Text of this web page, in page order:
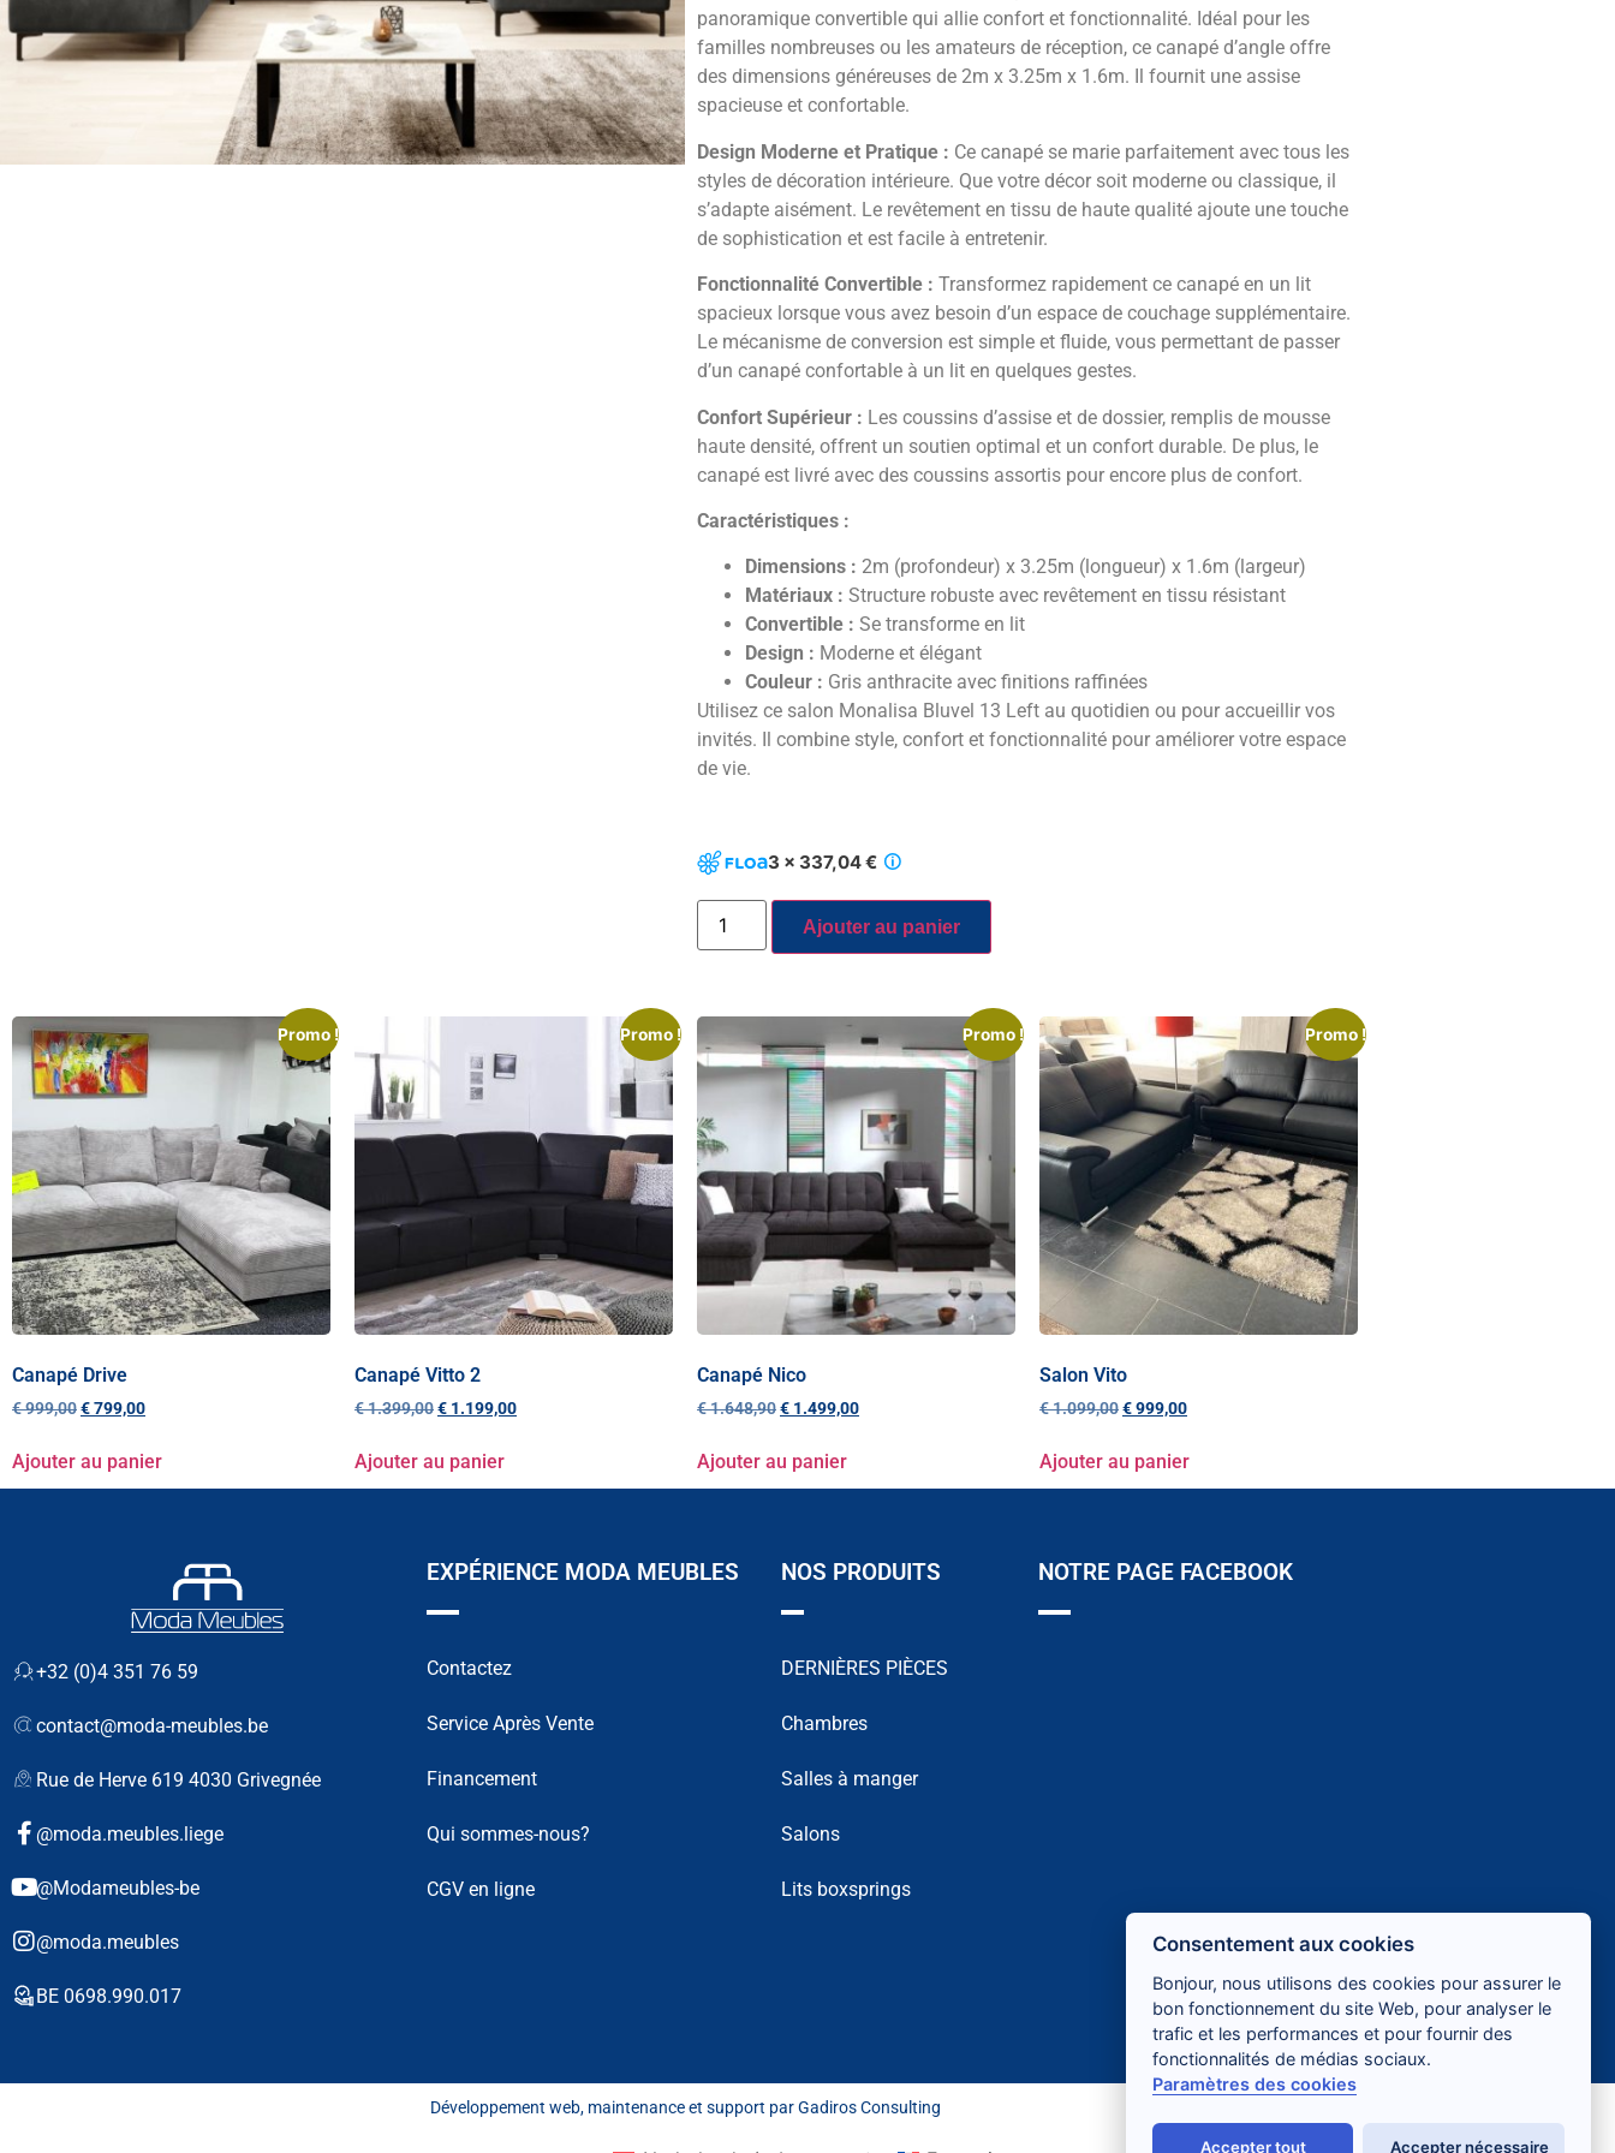
panoramique convertible qui allie confort et fonctionnalité. Idéal pour les
familles nombreuses ou les amateurs de réception, ce canapé d’angle offre
des dimensions généreuses de 2m x 3.25m x 1.6m. Il fournit une assise
spacieuse et confortable.
Design Moderne et Pratique : Ce canapé se marie parfaitement avec tous les
styles de décoration intérieure. Que votre décor soit moderne ou classique, il
s’adapte aisément. Le revêtement en tissu de haute qualité ajoute une touche
de sophistication et est facile à entretenir.
Fonctionnalité Convertible : Transformez rapidement ce canapé en un lit
spacieux lorsque vous avez besoin d’un espace de couchage supplémentaire.
Le mécanisme de conversion est simple et fluide, vous permettant de passer
d’un canapé confortable à un lit en quelques gestes.
Confort Supérieur : Les coussins d’assise et de dossier, remplis de mousse
haute densité, offrent un soutien optimal et un confort durable. De plus, le
canapé est livré avec des coussins assortis pour encore plus de confort.
Caractéristiques :
Dimensions : 2m (profondeur) x 3.25m (longueur) x 1.6m (largeur)
Matériaux : Structure robuste avec revêtement en tissu résistant
Convertible : Se transforme en lit
Design : Moderne et élégant
Couleur : Gris anthracite avec finitions raffinées
Utilisez ce salon Monalisa Bluvel 13 Left au quotidien ou pour accueillir vos
invités. Il combine style, confort et fonctionnalité pour améliorer votre espace
de vie.
3 x 337,04 €
Ajouter au panier
Promo !
Canapé Drive
€999,00€799,00
Ajouter au panier
Promo !
Canapé Vitto 2
€1.399,00€ 1.199,00
Ajouter au panier
Promo !
Canapé Nico
€1.648,90€ 1.499,00
Ajouter au panier
Promo !
Salon Vito
€1.099,00€999,00
Ajouter au panier
+32 (0)4 351 76 59
contact@moda-meubles.be
Rue de Herve 619 4030 Grivegnée
@moda.meubles.liege
@Modameubles-be
@moda.meubles
BE 0698.990.017
EXPÉRIENCE MODA MEUBLES
Contactez
Service Après Vente
Financement
Qui sommes-nous?
CGV en ligne
NOS PRODUITS
DERNIÈRES PIÈCES
Chambres
Salles à manger
Salons
Lits boxsprings
NOTRE PAGE FACEBOOK
Développement web, maintenance et support parGadiros Consulting
Consentement aux cookies
Bonjour, nous utilisons des cookies pour assurer le
bon fonctionnement du site Web, pour analyser le
trafic et les performances et pour fournir des
fonctionnalités de médias sociaux.
Paramètres des cookies
Accepter tout Accepter nécessaire